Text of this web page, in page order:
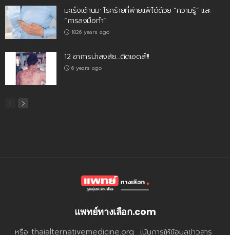
มะเร็งเต้านม: โรคร้ายที่พ่ายแพ้ได้ด้วย “ความรู้” และ
“การลงมือทำ”
1826 years ago
12 อาการน่าสงสัย…ติดเอดส์!!!
6 years ago
แพทย์ทางเลือก.com
หรือ thaialternativemedicine.org เน้นการให้ข้อมูลข่าวสาร